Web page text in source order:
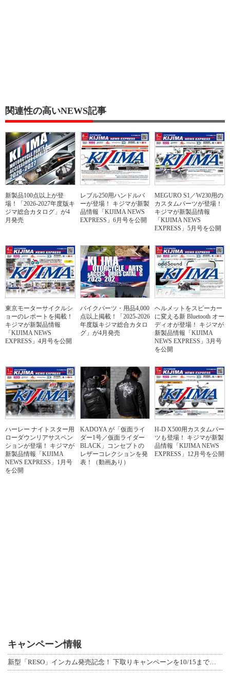
関連性の高いNEWS記事
新製品100点以上が登
場！「2026-2027年度版キ
ジマ総合カタログ」が4
月発売
レブル250用ハンドルバ
ーが登場！ キジマが新製
品情報「KIJIMA NEWS
EXPRESS」6月号を公開
MEGURO S1／W230用の
カスタムパーツが登場！
キジマが新製品情報
「KIJIMA NEWS
EXPRESS」5月号を公開
東京モーターサイクルシ
ョーのレポートを掲載！
キジマが新製品情報
「KIJIMA NEWS
EXPRESS」4月号を公開
バイクパーツ・用品4,000
点以上掲載！「2025-2026
年度版キジマ総合カタロ
グ」が4月発売
ヘルメットをスピーカー
に変える新 Bluetooth オー
ディオが登場！ キジマが
新製品情報「KIJIMA
NEWS EXPRESS」3月号
を公開
ハーレー ナイトスター用
ローダウンリアサスペン
ションが登場！ キジマが
新製品情報「KIJIMA
NEWS EXPRESS」1月号
を公開
KADOYA が「仮面ライ
ダー1号／仮面ライダー
BLACK」コンセプトの
レザーコレクションを発
表！（動画あり）
H-D X500用カスタムパー
ツも登場！ キジマが新製
品情報「KIJIMA NEWS
EXPRESS」12月号を公開
キャンペーン情報